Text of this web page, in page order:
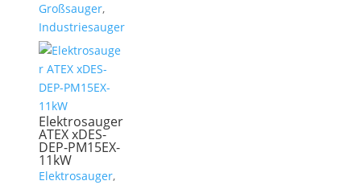
Großsauger,
Industriesauger
Elektrosauger
ATEX xDES-
DEP-PM15EX-
11kW
Elektrosauger,